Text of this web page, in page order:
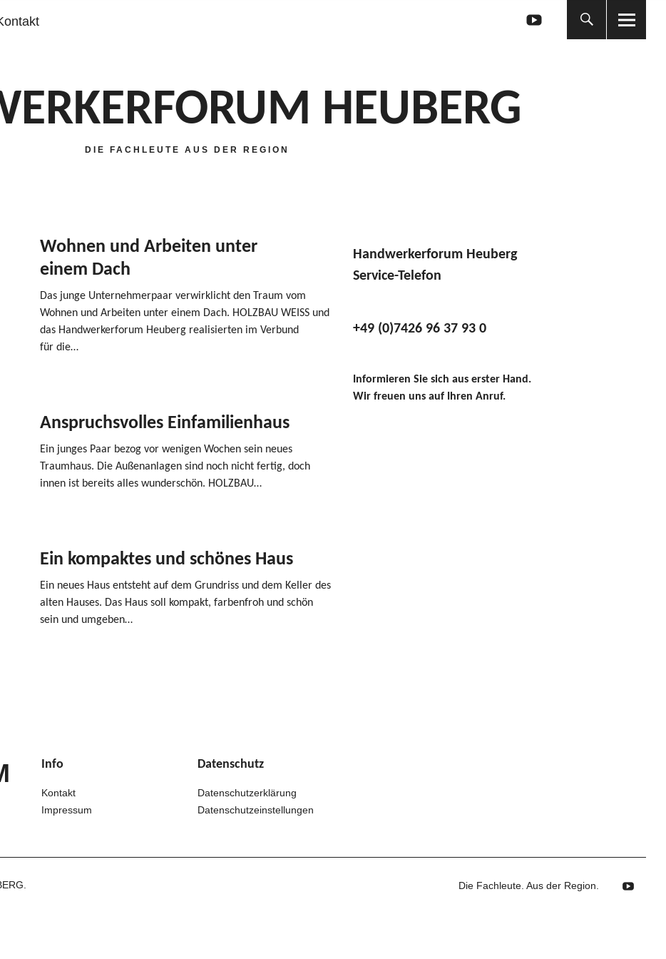
HEUBERG
DIE FACHLEUTE AUS DER REGION
Wohnen und Arbeiten unter
einem Dach
Das junge Unter­neh­merpaar verwirk­licht den Traum vom
Wohnen und Arbeiten unter einem Dach. HOLZBAU WEISS und
das Handwer­ker­forum Heuberg reali­sierten im Verbund
für die…
Anspruchsvolles Einfamilienhaus
Ein junges Paar bezog vor wenigen Wochen sein neues
Traumhaus. Die Außen­an­lagen sind noch nicht fertig, doch
innen ist bereits alles wunder­schön. HOLZBAU…
Ein kompaktes und schönes Haus
Ein neues Haus entsteht auf dem Grundriss und dem Keller des
alten Hauses. Das Haus soll kompakt, farbenfroh und schön
sein und umgeben…
Handwerkerforum Heuberg
Service-Telefon
+49 (0)7426 96 37 93 0
Informieren Sie sich aus erster Hand.
Wir freuen uns auf Ihren Anruf.
Info
Kontakt
Impressum
Datenschutz
Datenschutzerklärung
Datenschutzeinstellungen
Die Fachleute. Aus der Region.